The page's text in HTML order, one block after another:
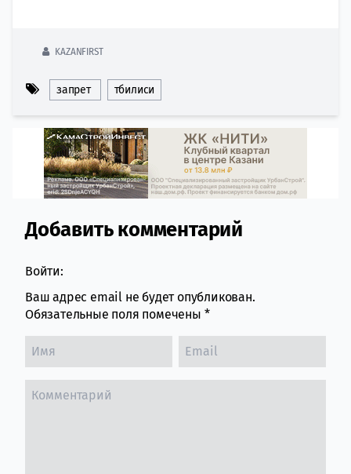
KAZANFIRST
запрет тбилиси
Comment section
Добавить комментарий
Войти:
Ваш адрес email не будет опубликован.
Обязательные поля помечены *